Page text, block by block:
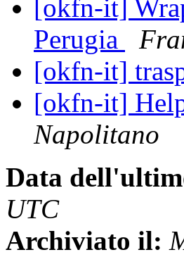
[okfn-it]
Perugia
[okfn-it]
[okfn-it]
Napolitano
Data
UTC
Archiviato il: